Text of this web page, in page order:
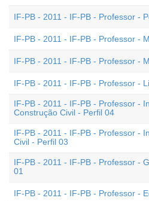
IF-PB - 2011 - IF-PB - Professor -
IF-PB - 2011 - IF-PB - Professor -
IF-PB - 2011 - IF-PB - Professor -
IF-PB - 2011 - IF-PB - Professor -
IF-PB - 2011 - IF-PB - Professor -
Construção Civil - Perfil 04
IF-PB - 2011 - IF-PB - Professor -
Civil - Perfil 03
IF-PB - 2011 - IF-PB - Professor -
01
IF-PB - 2011 - IF-PB - Professor -